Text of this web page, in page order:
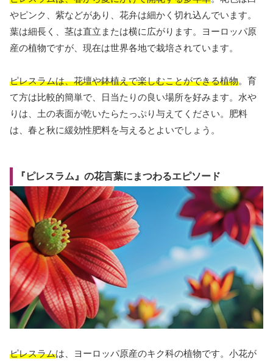
やピンク、紫などがあり、花弁は細かく切れ込んでいます。
葉は細長く、茎は直立または横に広がります。ヨーロッパ原
産の植物ですが、現在は世界各地で栽培されています。
ピレスラムは、花壇や鉢植えで楽しむことができる植物。育
て方は比較的簡単で、日当たりの良い場所を好みます。水や
りは、土の表面が乾いたらたっぷり与えてください。肥料
は、春と秋に緩効性肥料を与えるとよいでしょう。
『ピレスラム』の花言葉にまつわるエピソード
ピレスラムは、ヨーロッパ原産のキク科の植物です。小花が